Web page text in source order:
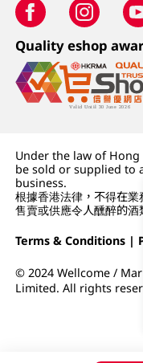
Quality eshop
Under the law of
be sold or supplied to
business.
根據香港法律，不得在業
售賣或供應令人醺醉的酒
Terms & Conditions |
© 2024 Wellcome /
Limited. All rights